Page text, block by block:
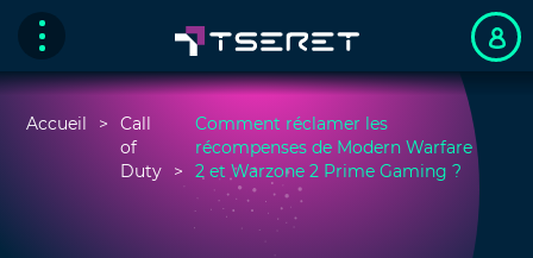
Accueil
Call
of
Duty
Comment réclamer les
récompenses de Modern Warfare
2 et Warzone 2 Prime Gaming ?